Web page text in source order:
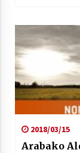
2018/03/15
Arabako